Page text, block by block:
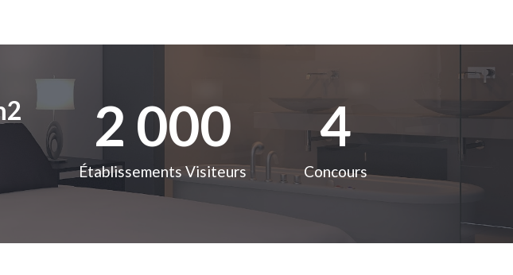
2 000
Établissements Visiteurs
4
Concours